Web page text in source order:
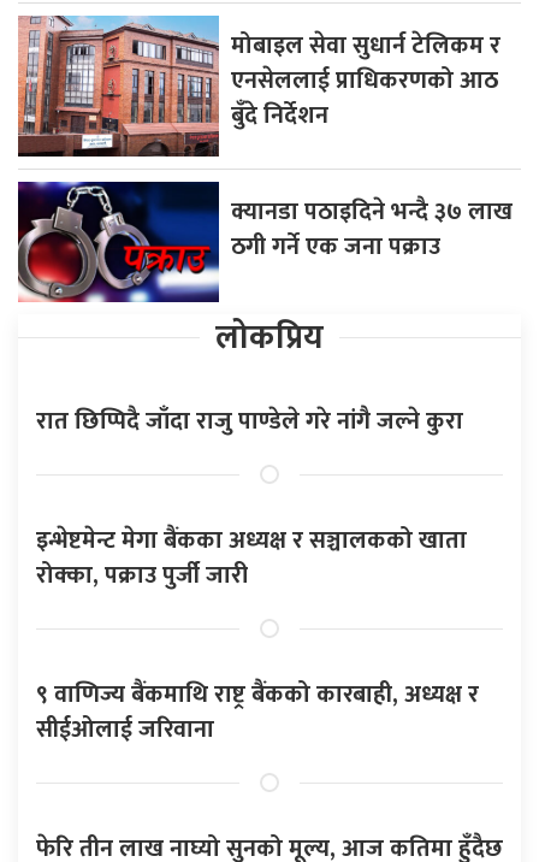
मोबाइल सेवा सुधार्न टेलिकम र
एनसेललाई प्राधिकरणको आठ
बुँदे निर्देशन
क्यानडा पठाइदिने भन्दै ३७ लाख
ठगी गर्ने एक जना पक्राउ
लोकप्रिय
रात छिप्पिदै जाँदा राजु पाण्डेले गरे नांगै जल्ने कुरा
इन्भेष्टमेन्ट मेगा बैंकका अध्यक्ष र सञ्चालकको खाता
रोक्का, पक्राउ पुर्जी जारी
९ वाणिज्य बैंकमाथि राष्ट्र बैंकको कारबाही, अध्यक्ष र
सीईओलाई जरिवाना
फेरि तीन लाख नाघ्यो सुनको मूल्य, आज कतिमा हुँदैछ